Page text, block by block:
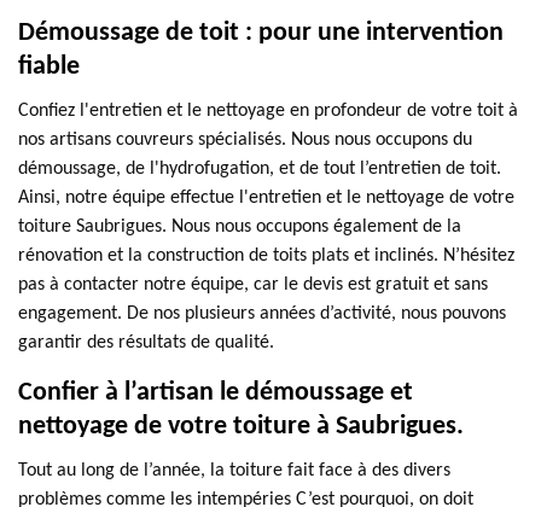
Démoussage de toit : pour une intervention
fiable
Confiez l'entretien et le nettoyage en profondeur de votre toit à
nos artisans couvreurs spécialisés. Nous nous occupons du
démoussage, de l'hydrofugation, et de tout l’entretien de toit.
Ainsi, notre équipe effectue l'entretien et le nettoyage de votre
toiture Saubrigues. Nous nous occupons également de la
rénovation et la construction de toits plats et inclinés. N’hésitez
pas à contacter notre équipe, car le devis est gratuit et sans
engagement. De nos plusieurs années d’activité, nous pouvons
garantir des résultats de qualité.
Confier à l’artisan le démoussage et
nettoyage de votre toiture à Saubrigues.
Tout au long de l’année, la toiture fait face à des divers
problèmes comme les intempéries C’est pourquoi, on doit